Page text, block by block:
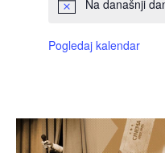
Na današnji
Pogledaj kalendar